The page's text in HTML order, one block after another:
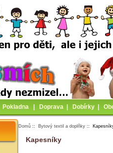
Pokladna Doprava Dobírky
Domů :: Bytový textil a doplňky ::
Kapesníky